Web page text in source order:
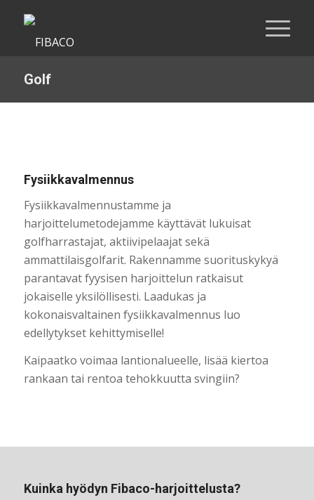
Golf
Fysiikkavalmennus
Fysiikkavalmennustamme ja
harjoittelumetodejamme käyttävät lukuisat
golfharrastajat, aktiivipelaajat sekä
ammattilaisgolfarit. Rakennamme suorituskykyä
parantavat fyysisen harjoittelun ratkaisut
jokaiselle yksilöllisesti. Laadukas ja
kokonaisvaltainen fysiikkavalmennus luo
edellytykset kehittymiselle!
Kaipaatko voimaa lantionalueelle, lisää kiertoa
rankaan tai rentoa tehokkuutta svingiin?
Kuinka hyödyn Fibaco-harjoittelusta?